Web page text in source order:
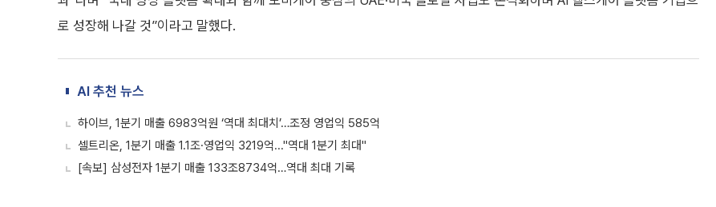
로 성장해 나갈 것”이라고 말했다.
AI 추천 뉴스
하이브, 1분기 매출 6983억원 ‘역대 최대치’…조정 영업익 585억
셀트리온, 1분기 매출 1.1조·영업익 3219억..."역대 1분기 최대"
[속보] 삼성전자 1분기 매출 133조8734억…역대 최대 기록